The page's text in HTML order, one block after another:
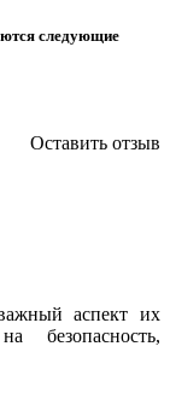
следующие
Оставить отзыв
аспект их
безопасность,